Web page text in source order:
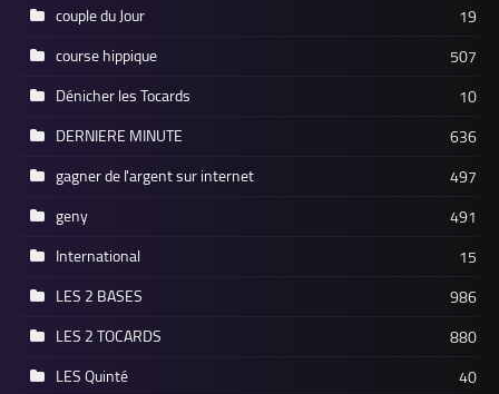
couple du Jour
19
course hippique
507
Dénicher les Tocards
10
DERNIERE MINUTE
636
gagner de l'argent sur internet
497
geny
491
International
15
LES 2 BASES
986
LES 2 TOCARDS
880
LES Quinté
40